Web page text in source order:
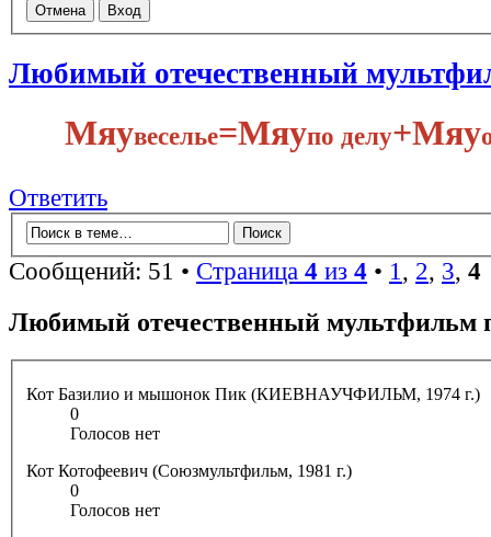
Любимый отечественный
Мяувеселье​=Мяупо делу​+Мяу
Ответить
Сообщений: 51 • Страница 4 из 4 • 1 , 2, 3, 4
Любимый отечественный мультфильм
Кот Базилио и мышонок Пик (КИЕВНАУЧФИЛЬМ, 1974 г.)
0
Голосов нет
Кот Котофеевич (Союзмультфильм, 1981 г.)
0
Голосов нет